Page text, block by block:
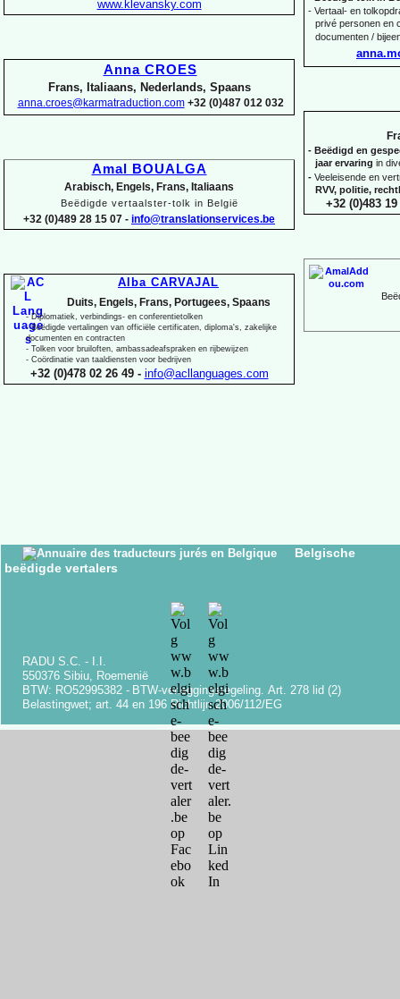
- Vertaal- en
privé personen en
documenten /
- Beëdigd en
jaar ervaring in
- Veeleisende en
RVV, politie,
+32 (0)483
www.klevansky.com
Anna CROES
Frans, Italiaans, Nederlands, Spaans
anna.croes@karmatraduction.com +32 (0)487 012 032
Amal BOUALGA
Arabisch, Engels, Frans, Italiaans
Beëdigde vertaalster-tolk in België
+32 (0)489 28 15 07 - info@translationservices.be
Alba CARVAJAL
Duits, Engels, Frans, Portugees, Spaans
-Diplomatiek, verbindings- en conferentietolken
-Beëdigde vertalingen van officiële certificaten, diploma's, zakelijke
documenten en contracten
- Tolken voor bruiloften, ambassadeafspraken en rijbewijzen
- Coördinatie van taaldiensten voor bedrijven
+32 (0)478 02 26 49 - info@acllanguages.com
Belgische
beëdigde vertalers
RADU S.C. - I.I.
550376 Sibiu, Roemenië
BTW: RO52995382 - BTW-verleggingsregeling. Art. 278 lid (2)
Belastingwet; art. 44 en 196 Richtlijn 2006/112/EG